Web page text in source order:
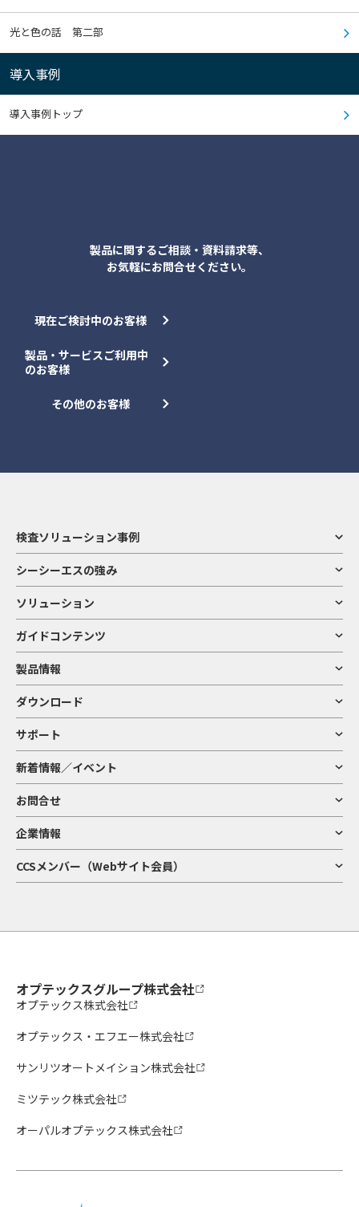
光と色の話 第二部
導入事例
導入事例トップ
製品に関するご相談・資料請求等、
お気軽にお問合せください。
現在ご検討中のお客様
製品・サービスご利用中
のお客様
その他のお客様
検査ソリューション事例
シーシーエスの強み
ソリューション
ガイドコンテンツ
製品情報
ダウンロード
サポート
新着情報／イベント
お問合せ
企業情報
CCSメンバー（Webサイト会員）
オプテックスグループ株式会社
オプテックス株式会社
オプテックス・エフエー株式会社
サンリツオートメイション株式会社
ミツテック株式会社
オーパルオプテックス株式会社